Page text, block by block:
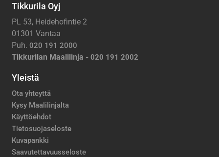
Tikkurila Oyj
PL 53, Heidehofintie 2
01301 Vantaa
Puh. 020 191 2000
Tikkurilan Maalilinja - 020 191 2002
Yleistä
Ota yhteyttä
Kysy Maalilinjalta
Käyttöehdot
Tietosuojaseloste
Kuvapankki
Saavutettavuusseloste